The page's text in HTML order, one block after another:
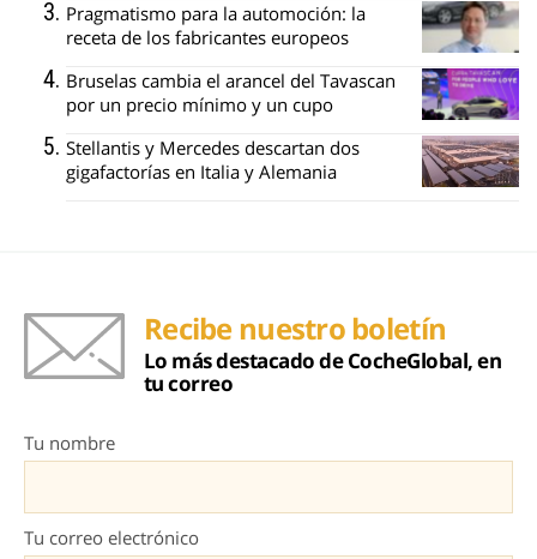
Pragmatismo para la automoción: la
receta de los fabricantes europeos
Bruselas cambia el arancel del Tavascan
por un precio mínimo y un cupo
Stellantis y Mercedes descartan dos
gigafactorías en Italia y Alemania
Recibe nuestro boletín
Lo más destacado de CocheGlobal, en
tu correo
Tu nombre
Tu correo electrónico